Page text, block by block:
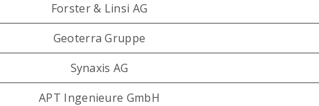
Forster & Linsi AG
Geoterra Gruppe
Synaxis AG
APT Ingenieure GmbH